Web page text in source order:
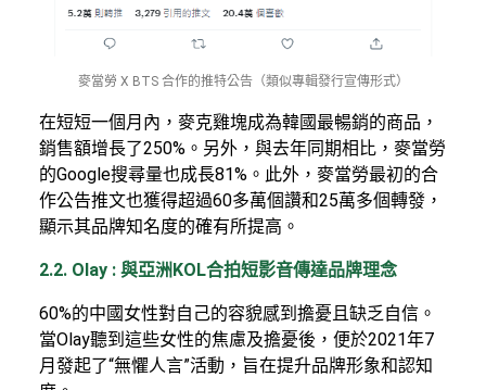
麥當勞 X BTS 合作的推特公告（類似專輯發行宣傳形式）
在短短一個月內，麥克雞塊成為韓國最暢銷的商品，
銷售額增長了250%。另外，與去年同期相比，麥當勞
的Google搜尋量也成長81%。此外，麥當勞最初的合
作公告推文也獲得超過60多萬個讚和25萬多個轉發，
顯示其品牌知名度的確有所提高。
2.2. Olay : 與亞洲KOL合拍短影音傳達品牌理念
60%的中國女性對自己的容貌感到擔憂且缺乏自信。
當Olay聽到這些女性的焦慮及擔憂後，便於2021年7
月發起了“無懼人言”活動，旨在提升品牌形象和認知